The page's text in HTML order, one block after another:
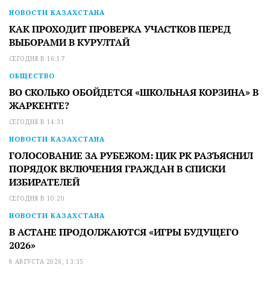
НОВОСТИ КАЗАХСТАНА
КАК ПРОХОДИТ ПРОВЕРКА УЧАСТКОВ ПЕРЕД
ВЫБОРАМИ В КУРУЛТАЙ
СЕГОДНЯ В 16:17
ОБЩЕСТВО
ВО СКОЛЬКО ОБОЙДЕТСЯ «ШКОЛЬНАЯ КОРЗИНА» В
ЖАРКЕНТЕ?
СЕГОДНЯ В 14:31
НОВОСТИ КАЗАХСТАНА
ГОЛОСОВАНИЕ ЗА РУБЕЖОМ: ЦИК РК РАЗЪЯСНИЛ
ПОРЯДОК ВКЛЮЧЕНИЯ ГРАЖДАН В СПИСКИ
ИЗБИРАТЕЛЕЙ
СЕГОДНЯ В 10:20
НОВОСТИ КАЗАХСТАНА
В АСТАНЕ ПРОДОЛЖАЮТСЯ «ИГРЫ БУДУЩЕГО
2026»
8 АВГУСТА 2026, 13:35